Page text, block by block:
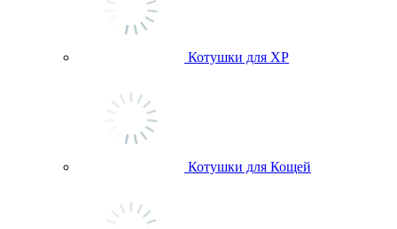
Котушки для ХР
Котушки для Кощей